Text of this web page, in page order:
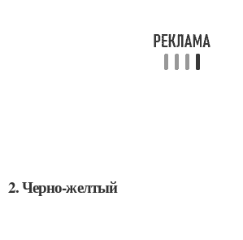
2. Черно-желтый